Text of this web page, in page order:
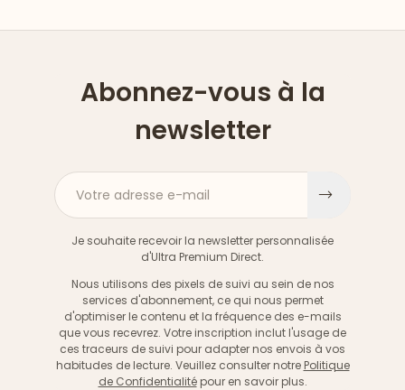
Abonnez-vous à la
newsletter
Votre adresse e-mail
Je souhaite recevoir la newsletter personnalisée
d'Ultra Premium Direct.
Nous utilisons des pixels de suivi au sein de nos
services d'abonnement, ce qui nous permet
d'optimiser le contenu et la fréquence des e-mails
que vous recevrez. Votre inscription inclut l'usage de
ces traceurs de suivi pour adapter nos envois à vos
habitudes de lecture. Veuillez consulter notre Politique
de Confidentialitépour en savoir plus.